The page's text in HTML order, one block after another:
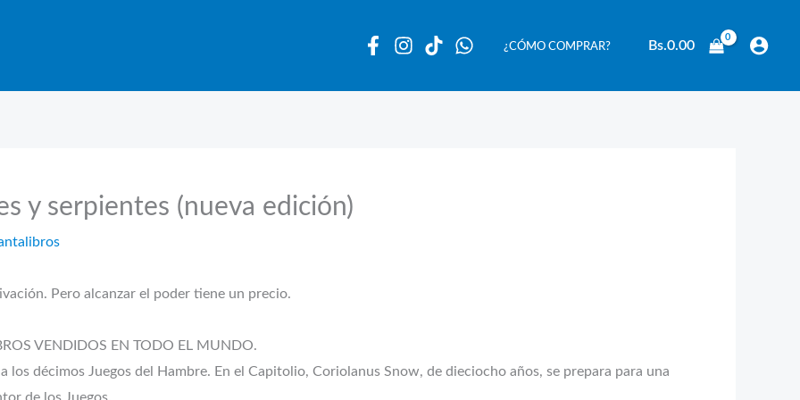
¿CÓMO COMPRAR? Bs.0.00
y serpientes (nueva edición)
Pero alcanzar el poder tiene un precio.
VENDIDOS EN TODO EL MUNDO.
los décimos Juegos del Hambre. En el Capitolio, Coriolanus Snow, de dieciocho años, se prepara para una